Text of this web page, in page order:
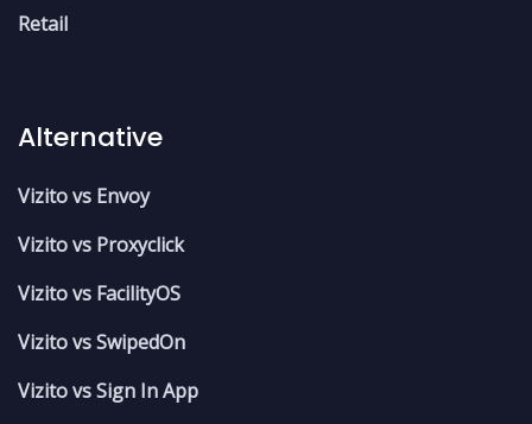
Retail
Alternative
Vizito vs Envoy
Vizito vs Proxyclick
Vizito vs FacilityOS
Vizito vs SwipedOn
Vizito vs Sign In App